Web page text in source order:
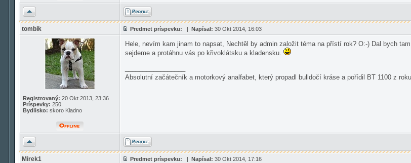
Hore
tombik Predmet príspevku: | Napísal: 30 Okt 2014, 16:03
Registrovaný: 20 Okt 2013, 23:36
Príspevky: 250
Bydlisko: skoro Kladno
Hele, nevím kam jinam to napsat, Nechtěl by admin založit téma na přístí rok? O:-) Dal bych
sejdeme a protáhnu vás po křivoklátsku a kladensku.
Absolutní začátečník a motorkový analfabet, který propadl bulldočí kráse a pořídil BT 1100 z
Hore
Mirek1 Predmet príspevku: | Napísal: 30 Okt 2014, 17:16